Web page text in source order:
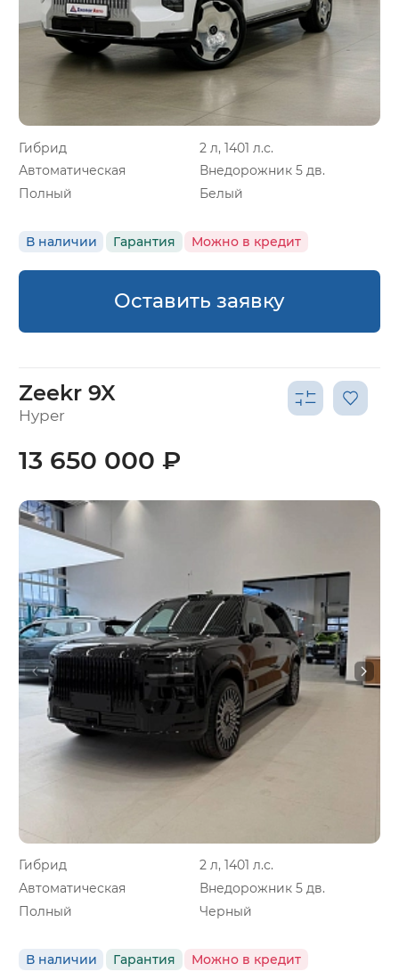
Гибрид
2 л, 1401 л.с.
Автоматическая
Внедорожник 5 дв.
Полный
Белый
В наличии Гарантия Можно в кредит
Оставить заявку
Zeekr 9X
Hyper
Гибрид
2 л, 1401 л.с.
Автоматическая
Внедорожник 5 дв.
Полный
Черный
В наличии Гарантия Можно в кредит
13 650 000 ₽